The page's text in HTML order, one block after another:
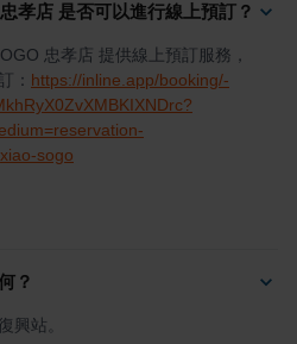
孝店 是否可以進行線上預訂？
忠孝店 提供線上預訂服務，
： https://inline.app/booking/-
sogo
？
興站。